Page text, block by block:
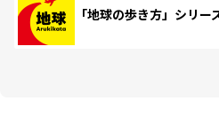
「地球の歩き方」シリー